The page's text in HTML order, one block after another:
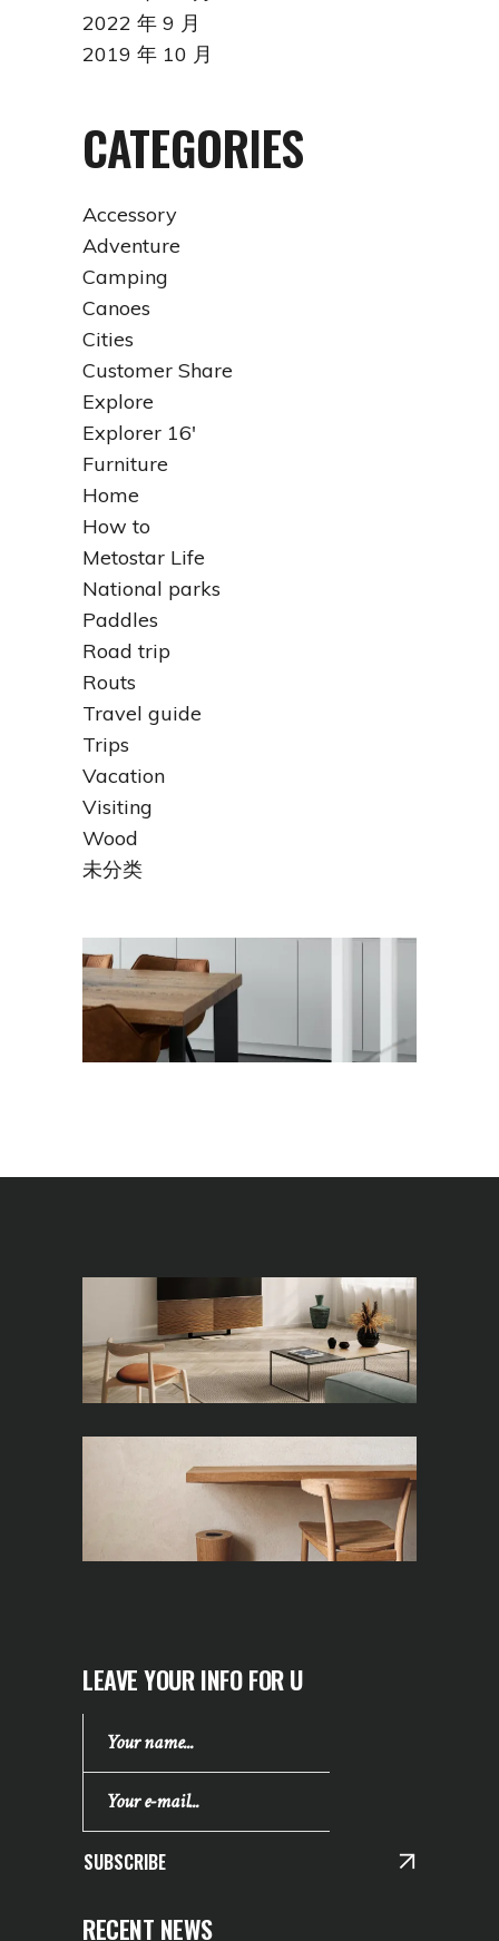
2022 年 9 月
2019 年 10 月
CATEGORIES
Accessory
Adventure
Camping
Canoes
Cities
Customer Share
Explore
Explorer 16'
Furniture
Home
How to
Metostar Life
National parks
Paddles
Road trip
Routs
Travel guide
Trips
Vacation
Visiting
Wood
未分类
LEAVE YOUR INFO FOR U
SUBSCRIBE
RECENT NEWS